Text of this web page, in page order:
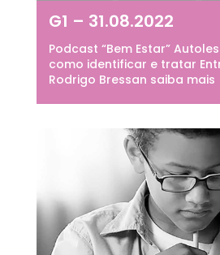
G1 – 31.08.2022
Podcast “Bem Estar”
como identificar e tratar
Rodrigo Bressan saiba mais